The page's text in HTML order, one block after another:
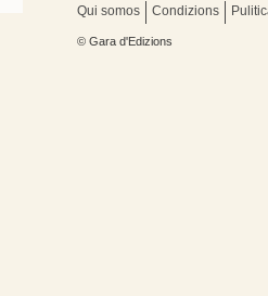
Qui somos Condizions
© Gara d'Edizions